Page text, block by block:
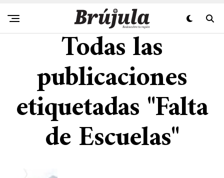
Todas las
publicaciones
etiquetadas "Falta
de Escuelas"